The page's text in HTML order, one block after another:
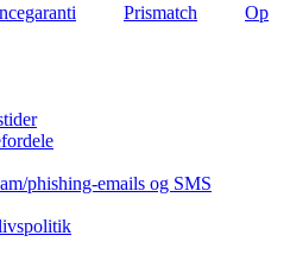
Prismatch
Op
phishing-emails og SMS